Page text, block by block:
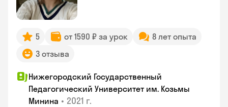
5 от 1590 ₽ за урок
8 лет опыта
3 отзыва
Нижегородский Государственный
Педагогический Университет им. Козьмы
Минина • 2021 г.